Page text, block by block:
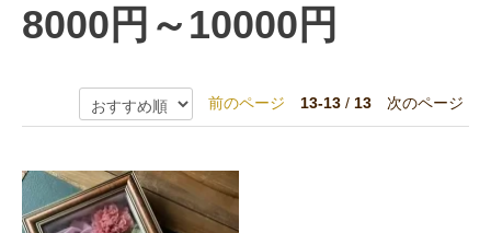
8000円～10000円
前のページ 13-13 / 13 次のページ